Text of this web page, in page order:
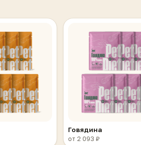
Говядина
от 2 093 ₽